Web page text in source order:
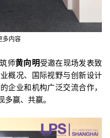
多内容
师黄向明受邀在现场发表致
概况、国际视野与创新设计
企业和机构广泛交流合作，
赢、共赢。